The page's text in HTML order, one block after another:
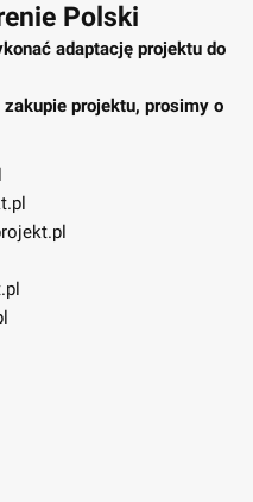
Polski
adaptację projektu do
projektu, prosimy o